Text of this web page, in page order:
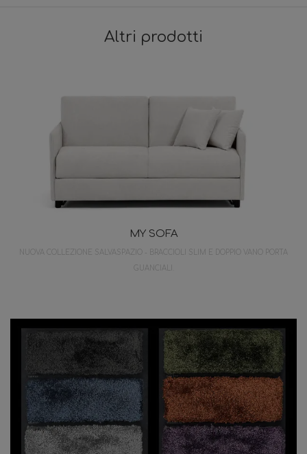
Altri prodotti
MY SOFA
NUOVA COLLEZIONE SALVASPAZIO - BRACCIOLI SLIM E DOPPIO VANO PORTA
GUANCIALI.